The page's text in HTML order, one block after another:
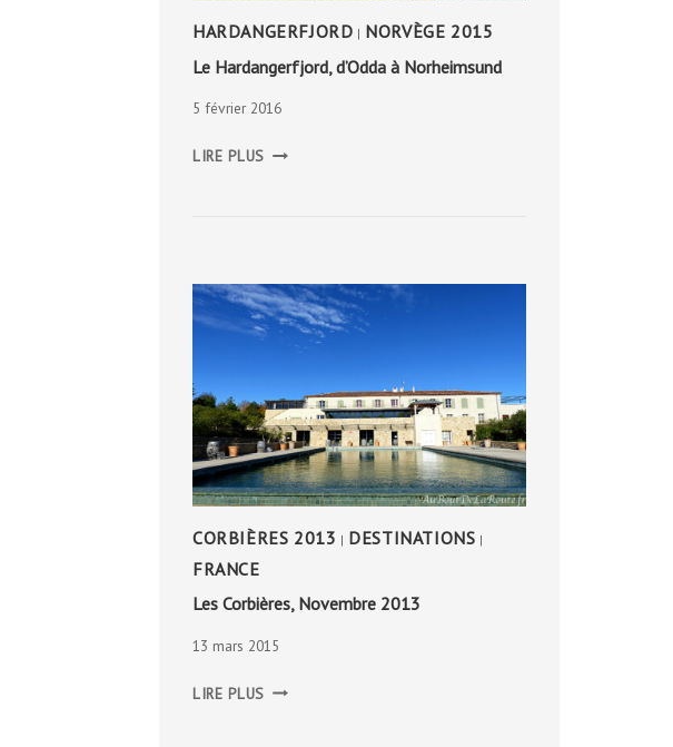
HARDANGERFJORD | NORVÈGE 2015
Le Hardangerfjord, d’Odda à Norheimsund
5 février 2016
LIRE PLUS HARDANGERFJORD,
CORBIÈRES 2013 | DESTINATIONS |
FRANCE
Les Corbières, Novembre 2013
13 mars 2015
LIRE PLUS CORBIÈRES,